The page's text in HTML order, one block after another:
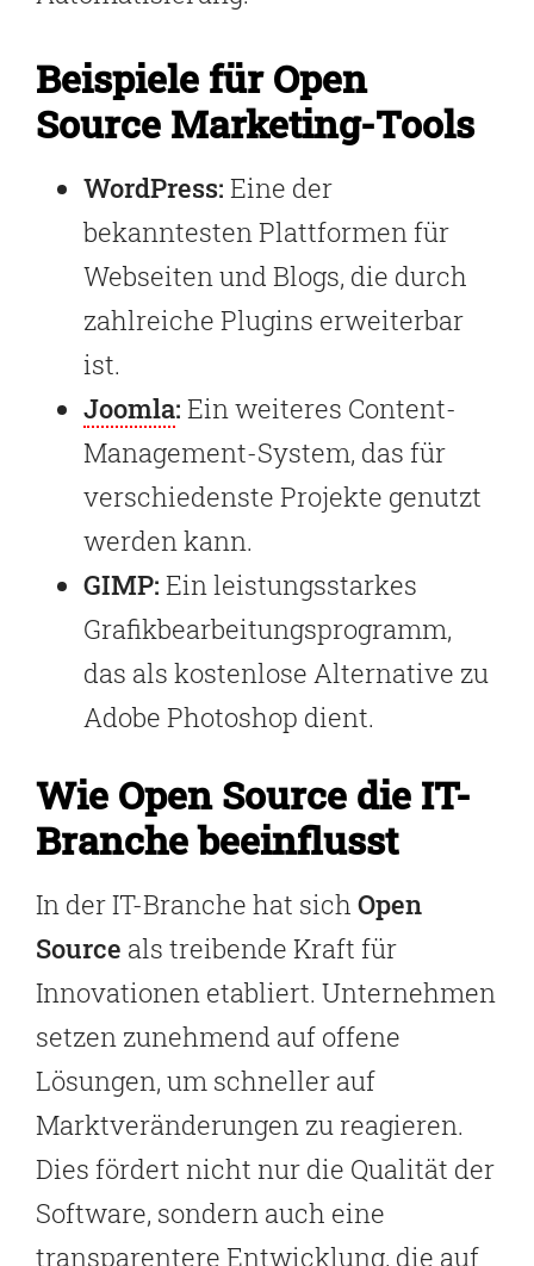
Beispiele für Open
Source Marketing-Tools
WordPress: Eine der
bekanntesten Plattformen für
Webseiten und Blogs, die durch
zahlreiche Plugins erweiterbar
ist.
Joomla: Ein weiteres Content-
Management-System, das für
verschiedenste Projekte genutzt
werden kann.
GIMP: Ein leistungsstarkes
Grafikbearbeitungsprogramm,
das als kostenlose Alternative zu
Adobe Photoshop dient.
Wie Open Source die IT-
Branche beeinflusst
In der IT-Branche hat sich Open
Source als treibende Kraft für
Innovationen etabliert. Unternehmen
setzen zunehmend auf offene
Lösungen, um schneller auf
Marktveränderungen zu reagieren.
Dies fördert nicht nur die Qualität der
Software, sondern auch eine
transparentere Entwicklung, die auf